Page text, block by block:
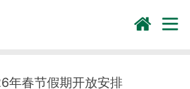
年春节假期开放安排